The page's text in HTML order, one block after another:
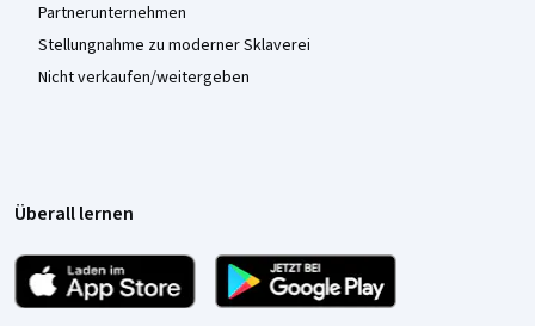
Partnerunternehmen
Stellungnahme zu moderner Sklaverei
Nicht verkaufen/weitergeben
Überall lernen